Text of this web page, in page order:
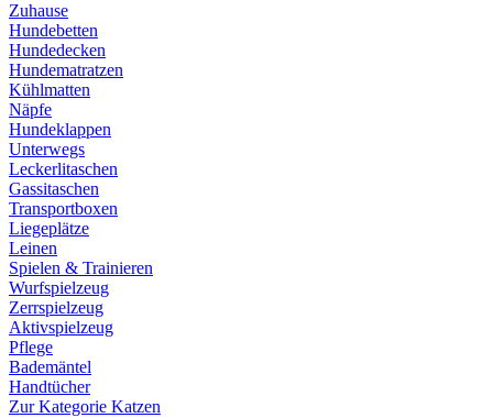
Zuhause
Hundebetten
Hundedecken
Hundematratzen
Kühlmatten
Näpfe
Hundeklappen
Unterwegs
Leckerlitaschen
Gassitaschen
Transportboxen
Liegeplätze
Leinen
Spielen & Trainieren
Wurfspielzeug
Zerrspielzeug
Aktivspielzeug
Pflege
Bademäntel
Handtücher
Zur Kategorie Katzen